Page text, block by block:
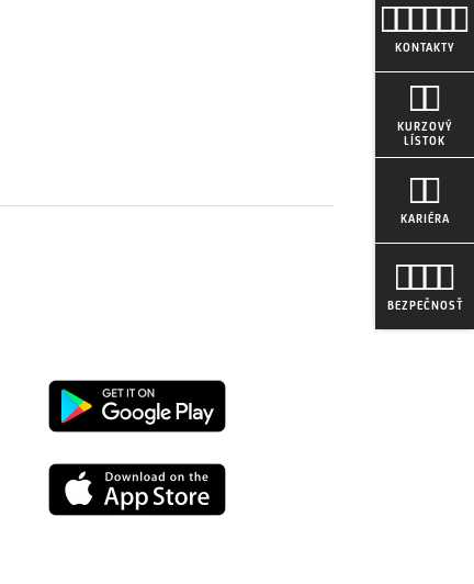
KONTAKTY
KURZOVÝ
LÍSTOK
KARIÉRA
BEZPEČNOSŤ
Google
play
App